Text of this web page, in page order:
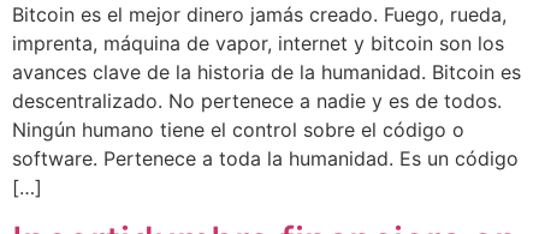
Bitcoin es el mejor dinero jamás creado. Fuego, rueda,
imprenta, máquina de vapor, internet y bitcoin son los
avances clave de la historia de la humanidad. Bitcoin es
descentralizado. No pertenece a nadie y es de todos.
Ningún humano tiene el control sobre el código o
software. Pertenece a toda la humanidad. Es un código
[…]